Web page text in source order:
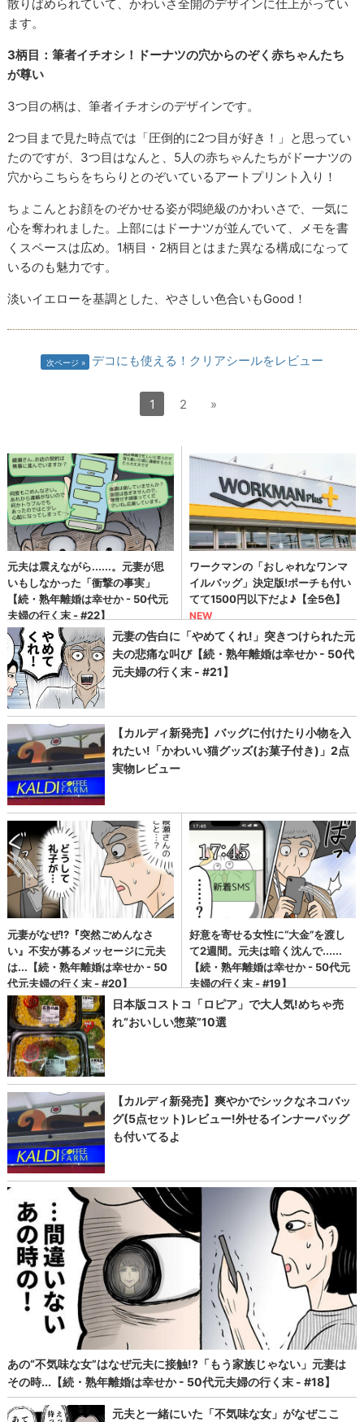
散りばめられていて、かわいさ全開のデザインに仕上がってい
ます。
3柄目：筆者イチオシ！ドーナツの穴からのぞく赤ちゃんたち
が尊い
3つ目の柄は、筆者イチオシのデザインです。
2つ目まで見た時点では「圧倒的に2つ目が好き！」と思ってい
たのですが、3つ目はなんと、5人の赤ちゃんたちがドーナツの
穴からこちらをちらりとのぞいているアートプリント入り！
ちょこんとお顔をのぞかせる姿が悶絶級のかわいさで、一気に
心を奪われました。上部にはドーナツが並んでいて、メモを書
くスペースは広め。1柄目・2柄目とはまた異なる構成になって
いるのも魅力です。
淡いイエローを基調とした、やさしい色合いもGood！
次ページ デコにも使える！クリアシールをレビュー
1 2 »